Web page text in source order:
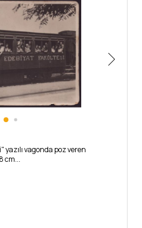
vagonda poz veren
cm...